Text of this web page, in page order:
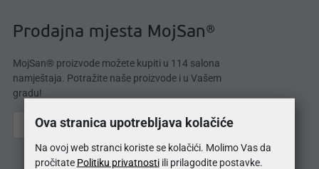
Prodajna mjesta MojSan®
MojSan® proizvode možete kupiti u 114 salona
namještaja. Potražite naše proizvode i u Vašem
gradu!
Ova stranica upotrebljava kolačiće
Na ovoj web stranci koriste se kolačići. Molimo Vas da
pročitate Politiku privatnostiili prilagodite postavke.